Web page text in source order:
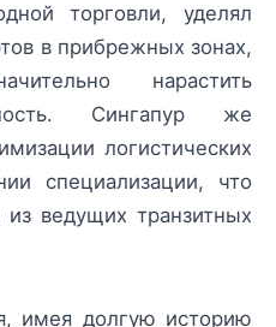
торговли, уделял
в прибрежных зонах,
нарастить
Сингапур же
логистических
специализации, что
ведущих транзитных
имея долгую историю